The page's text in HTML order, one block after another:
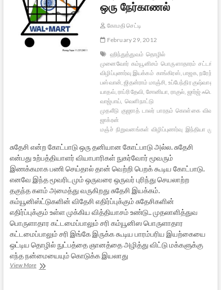
ஒரு நேர்காணல்
கோமதி செட்டி
February 29, 2012
ஹிந்துத்துவம் தொழில்
முனைவோர் கம்யூனிசம் பொருளாதாரம்
விழிப்புணர்வு இயக்கம் காங்கிரஸ், பாஜக,
பஸ்வான், ஜிதன்ராம் மாஞ்சி, உப்பேந்திர குஷ்வாஹா,
யாதவ், ராப்ரி தேவி, சோனியா, ராகுல், ஜார்ஜ்
வாஜ்பாய், வெளிநாட்டு
முதலீடு குஜராத் டாலர் பாரதம் கொள்கை
ஜாக்ரன்
மஞ்ச் நிறுவனங்கள் விழிப்புணர்வு இந்தியா
சுதேசி என்ற கோட்பாடு ஒரு தனியான கோட்பாடு அல்ல. சுதேசி
என்பது உற்பத்தியாளர் வியாபாரிகள் நுகர்வோர் மூவரும்
இணக்கமாக பணி செய்தால் தான் வெற்றி பெறக் கூடிய கோட்பாடு.
எனவே இந்த மூவரிடமும் ஒருவரை ஒருவர் புரிந்து செயலாற்ற
தகுந்த களம் அமைத்து வருகிறது சுதேசி இயக்கம்.
கம்யூனிஸ்ட்டுகளின் விதேசி எதிர்ப்புக்கும் சுதேசிகளின்
எதிர்ப்புக்கும் உள்ள முக்கிய வித்தியாசம் உண்டு.. முதலாளித்துவ
பொருளாதார கட்டமைப்பாலும் சரி கம்யூனிஸ பொருளாதார
கட்டமைப்பாலும் சரி இங்கே இருக்க கூடிய பாரம்பரிய இயற்கையை
ஒட்டிய தொழில் நுட்பத்தை ஞானத்தை அழித்து விட்டு மக்களுக்கு
எந்த நன்மையையும் கொடுக்க இயலாது
View Moreசுதேசி